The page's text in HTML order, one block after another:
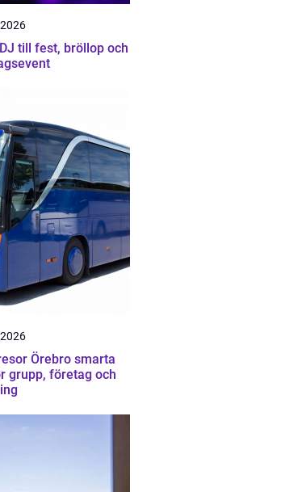
till fest, bröllop och
Örebro smarta
grupp, företag och